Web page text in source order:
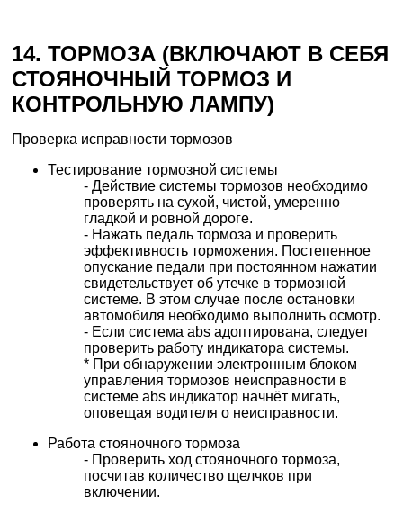
14. ТОРМОЗА (ВКЛЮЧАЮТ В СЕБЯ
СТОЯНОЧНЫЙ ТОРМОЗ И
КОНТРОЛЬНУЮ ЛАМПУ)
Проверка исправности тормозов
Тестирование тормозной системы
- Действие системы тормозов необходимо
проверять на сухой, чистой, умеренно
гладкой и ровной дороге.
- Нажать педаль тормоза и проверить
эффективность торможения. Постепенное
опускание педали при постоянном нажатии
свидетельствует об утечке в тормозной
системе. В этом случае после остановки
автомобиля необходимо выполнить осмотр.
- Если система abs адоптирована, следует
проверить работу индикатора системы.
* При обнаружении электронным блоком
управления тормозов неисправности в
системе abs индикатор начнёт мигать,
оповещая водителя о неисправности.
Работа стояночного тормоза
- Проверить ход стояночного тормоза,
посчитав количество щелчков при
включении.